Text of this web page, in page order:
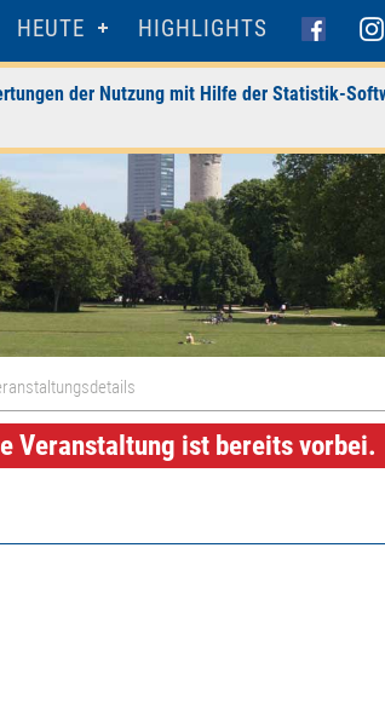
HEUTE HIGHLIGHTS
der Nutzung mit Hilfe der Statistik-
Veranstaltung ist bereits vorbei.